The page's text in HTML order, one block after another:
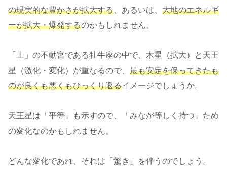
の現実的な豊かさが拡大する、あるいは、 大地のエネルギ
ーが拡大・爆発するのかもしれません。
「土」の不動宮である牡牛座の中で、木星（拡大）と天王
星（激化・変化）が重なるので、 最も安定を保ってきたも
のが良くも悪くもひっくり返るイメージでしょうか。
天王星は「平等」も示すので、「みなが等しく持つ」ため
の変化なのかもしれません。
どんな変化であれ、それは「驚き」を伴うのでしょう。